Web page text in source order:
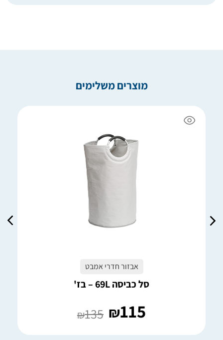
מוצרים משלימים
אבזור חדרי אמבט
סל כביסה 69L – בז'
₪115
₪135